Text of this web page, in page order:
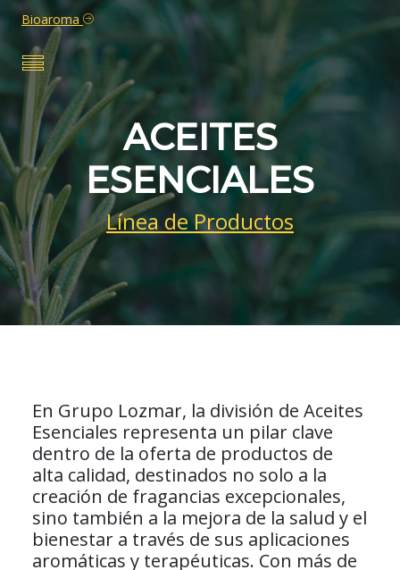
Bioaroma
ACEITES
ESENCIALES
Línea de Productos
En Grupo Lozmar, la división de Aceites
Esenciales representa un pilar clave
dentro de la oferta de productos de
alta calidad, destinados no solo a la
creación de fragancias excepcionales,
sino también a la mejora de la salud y el
bienestar a través de sus aplicaciones
aromáticas y terapéuticas. Con más de